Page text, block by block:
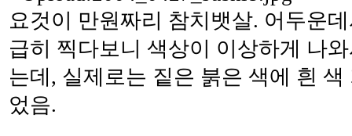
요것이 만원짜리 참치뱃살. 어두운
급히 찍다보니 색상이 이상하게 나
는데, 실제로는 짙은 붉은 색에 흰
었음.